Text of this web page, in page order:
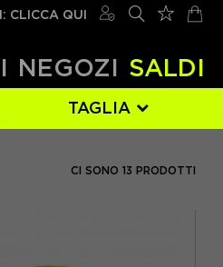
CLICCA QUI
NEGOZI SALDI
TAGLIA
CI SONO 13 PRODOTTI